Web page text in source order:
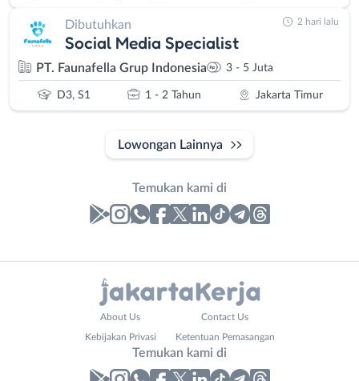
Dibutuhkan
Social Media Specialist
PT. Faunafella Grup Indonesia 3 - 5 Juta
D3, S1 1 - 2 Tahun Jakarta Timur
2 hari lalu
Lowongan Lainnya
Temukan kami di
About Us Contact Us
Kebijakan Privasi Ketentuan Pemasangan
Temukan kami di